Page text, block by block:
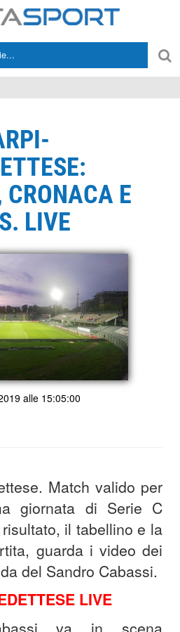
CRONACA E
LIVE
alle 15:05:00
Match valido per
giornata di Serie C
il tabellino e la
guarda i video dei
del Sandro Cabassi.
LIVE
va in scena